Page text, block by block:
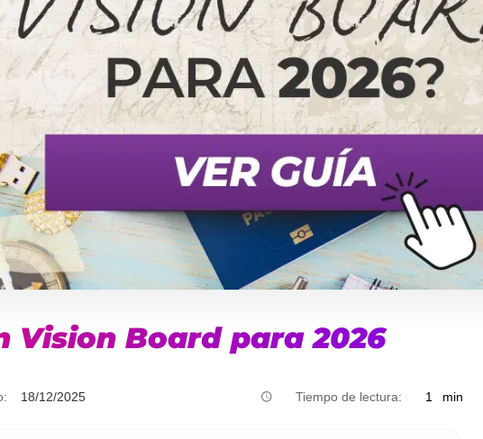
Vision Board para 2026
18/12/2025 Tiempo de lectura: 1 min